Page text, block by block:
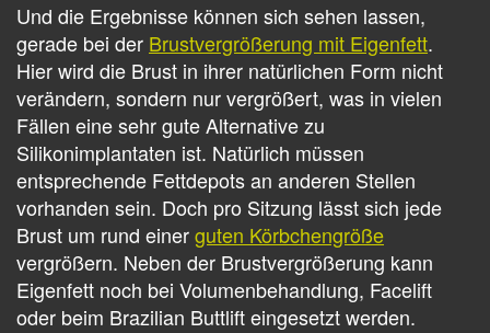
Und die Ergebnisse können sich sehen lassen,
gerade bei der Brustvergrößerung mit Eigenfett.
Hier wird die Brust in ihrer natürlichen Form nicht
verändern, sondern nur vergrößert, was in vielen
Fällen eine sehr gute Alternative zu
Silikonimplantaten ist. Natürlich müssen
entsprechende Fettdepots an anderen Stellen
vorhanden sein. Doch pro Sitzung lässt sich jede
Brust um rund einerguten Körbchengröße
vergrößern. Neben der Brustvergrößerung kann
Eigenfett noch bei Volumenbehandlung, Facelift
oder beim Brazilian Buttlift eingesetzt werden.